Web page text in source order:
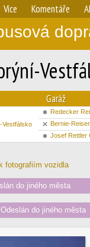
Více Komentáře
Garáž
Vestfálsko
Redecker
Bernie-
Josef Rettler
fotografiím vozidla
do jiného města
do jiného města